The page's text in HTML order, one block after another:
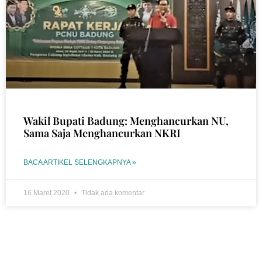
Wakil Bupati Badung: Menghancurkan NU,
Sama Saja Menghancurkan NKRI
BACA ARTIKEL SELENGKAPNYA »
16 Maret 2020 Tidak ada komentar